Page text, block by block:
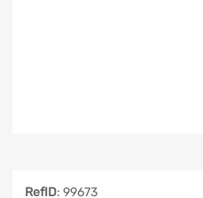
RefID: 99673